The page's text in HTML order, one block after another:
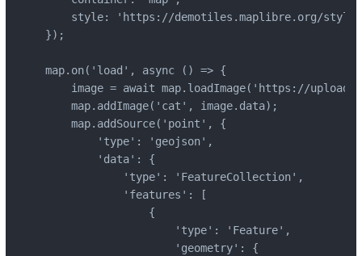
style: 'https://demotiles.maplibre.org/
});
map.on('load', async () => {
image = await map.loadImage('https://
    map.addImage('cat', image.data);
    map.addSource('point', {
        'type': 'geojson',
        'data': {
            'type': 'FeatureCollection',
            'features': [
                {
                    'type': 'Feature',
                    'geometry': {